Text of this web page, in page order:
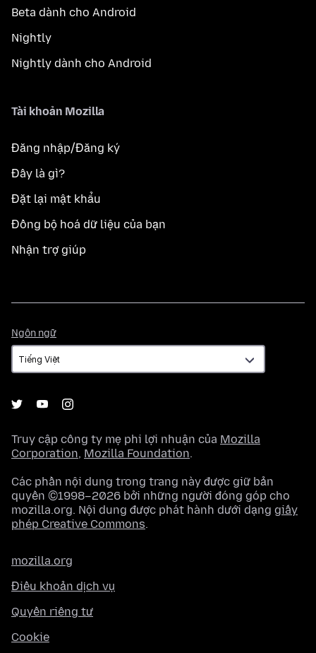
Beta dành cho Android
Nightly
Nightly dành cho Android
Tài khoản Mozilla
Đăng nhập/Đăng ký
Đây là gì?
Đặt lại mật khẩu
Đồng bộ hoá dữ liệu của bạn
Nhận trợ giúp
Ngôn ngữ
ngữ
Truy cập công ty mẹ phi lợi nhuận của Mozilla
Corporation, Mozilla Foundation.
Các phần nội dung trong trang này được giữ bản
quyền ©1998–2026 bởi những người đóng góp cho
mozilla.org. Nội dung được phát hành dưới dạng giấy
phép Creative Commons.
mozilla.org
Điều khoản dịch vụ
Quyền riêng tư
Cookie